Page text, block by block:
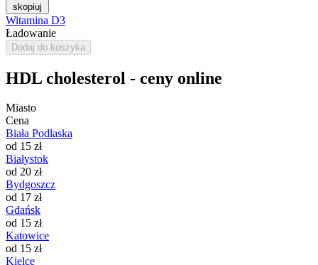
skopiuj
Witamina D3
Ładowanie
Dodaj do koszyka
HDL cholesterol - ceny online
Miasto
Cena
Biała Podlaska
od 15 zł
Białystok
od 20 zł
Bydgoszcz
od 17 zł
Gdańsk
od 15 zł
Katowice
od 15 zł
Kielce